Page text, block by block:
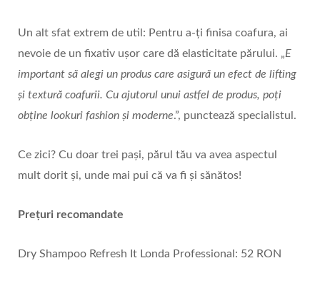
Un alt sfat extrem de util: Pentru a-ți finisa coafura, ai
nevoie de un fixativ ușor care dă elasticitate părului. „E
important să alegi un produs care asigură un efect de lifting
și textură coafurii. Cu ajutorul unui astfel de produs, poți
obține lookuri fashion și moderne.”, punctează specialistul.
Ce zici? Cu doar trei pași, părul tău va avea aspectul
mult dorit și, unde mai pui că va fi și sănătos!
Prețuri recomandate
Dry Shampoo Refresh It Londa Professional: 52 RON